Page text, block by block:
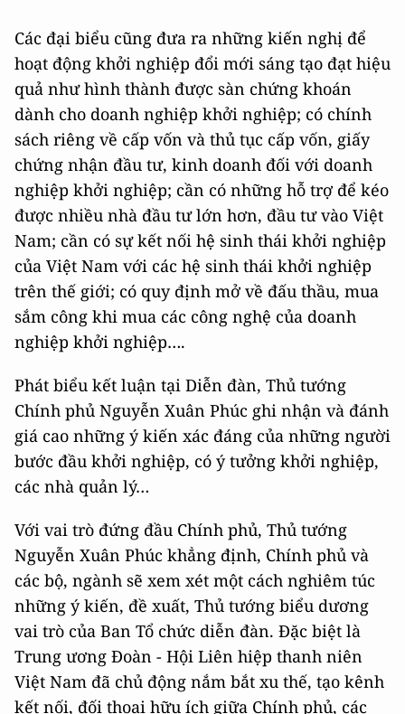
Các đại biểu cũng đưa ra những kiến nghị để
hoạt động khởi nghiệp đổi mới sáng tạo đạt hiệu
quả như hình thành được sàn chứng khoán
dành cho doanh nghiệp khởi nghiệp; có chính
sách riêng về cấp vốn và thủ tục cấp vốn, giấy
chứng nhận đầu tư, kinh doanh đối với doanh
nghiệp khởi nghiệp; cần có những hỗ trợ để kéo
được nhiều nhà đầu tư lớn hơn, đầu tư vào Việt
Nam; cần có sự kết nối hệ sinh thái khởi nghiệp
của Việt Nam với các hệ sinh thái khởi nghiệp
trên thế giới; có quy định mở về đấu thầu, mua
sắm công khi mua các công nghệ của doanh
nghiệp khởi nghiệp….
Phát biểu kết luận tại Diễn đàn, Thủ tướng
Chính phủ Nguyễn Xuân Phúc ghi nhận và đánh
giá cao những ý kiến xác đáng của những người
bước đầu khởi nghiệp, có ý tưởng khởi nghiệp,
các nhà quản lý…
Với vai trò đứng đầu Chính phủ, Thủ tướng
Nguyễn Xuân Phúc khẳng định, Chính phủ và
các bộ, ngành sẽ xem xét một cách nghiêm túc
những ý kiến, đề xuất, Thủ tướng biểu dương
vai trò của Ban Tổ chức diễn đàn. Đặc biệt là
Trung ương Đoàn - Hội Liên hiệp thanh niên
Việt Nam đã chủ động nắm bắt xu thế, tạo kênh
kết nối, đối thoại hữu ích giữa Chính phủ, các